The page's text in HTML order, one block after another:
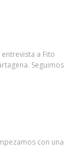
a Fito
Seguimos
con una